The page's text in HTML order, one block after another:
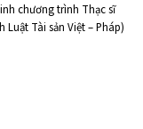
chương trình Thạc sĩ
Luật Tài sản Việt – Pháp)